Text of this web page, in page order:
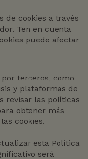
de cookies a través
Ten en cuenta
puede afectar
por terceros, como
y plataformas de
revisar las políticas
obtener más
cookies.
esta Política
será